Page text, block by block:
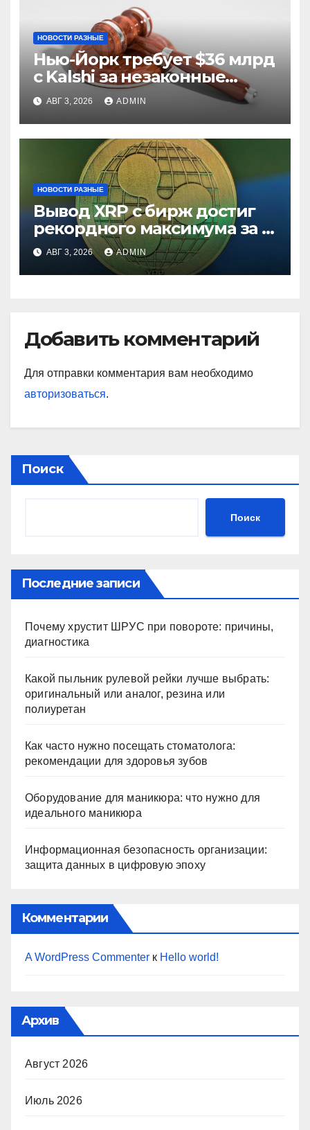
НОВОСТИ РАЗНЫЕ
Нью-Йорк требует $36 млрд
с Kalshi за незаконные
ставки
АВГ 3, 2026 ADMIN
НОВОСТИ РАЗНЫЕ
Вывод XRP с бирж достиг
рекордного максимума за 5
летАВГ 3, 2026 ADMIN
Добавить комментарий
Для отправки комментария вам необходимо
авторизоваться.
Поиск
Поиск
Последние записи
Почему хрустит ШРУС при повороте: причины,
диагностика
Какой пыльник рулевой рейки лучше выбрать:
оригинальный или аналог, резина или
полиуретан
Как часто нужно посещать стоматолога:
рекомендации для здоровья зубов
Оборудование для маникюра: что нужно для
идеального маникюра
Информационная безопасность организации:
защита данных в цифровую эпоху
Комментарии
A WordPress Commenter к Hello world!
Архив
Август 2026
Июль 2026